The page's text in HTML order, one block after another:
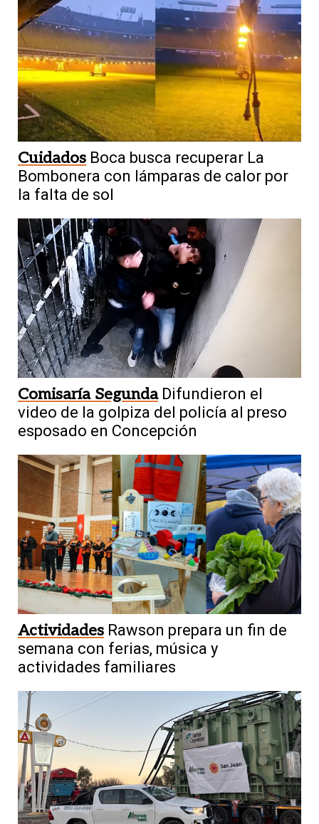
Cuidados Boca busca recuperar La
Bombonera con lámparas de calor por
la falta de sol
Comisaría Segunda Difundieron el
video de la golpiza del policía al preso
esposado en Concepción
Actividades Rawson prepara un fin de
semana con ferias, música y
actividades familiares